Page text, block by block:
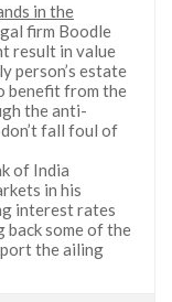
in the
firm Boodle
result in value
person’s estate
benefit from the
the anti-
fall foul of
of India
in his
interest rates
some of the
the ailing